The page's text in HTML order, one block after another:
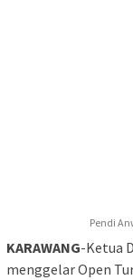
Pendi
KARAWANG-Ketua
menggelar Open